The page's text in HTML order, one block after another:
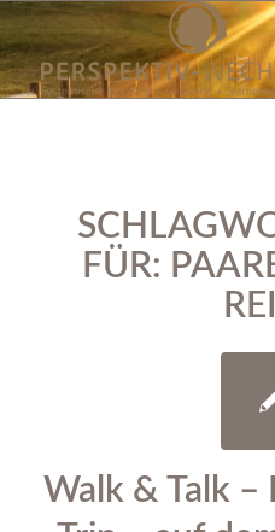
FÜR:
Walk & Talk –